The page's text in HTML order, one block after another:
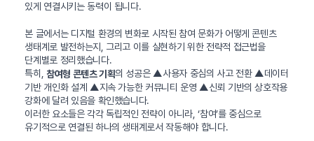
있게 연결시키는 동력이 됩니다.
본 글에서는 디지털 환경의 변화로 시작된 참여 문화가 어떻게 콘텐츠
생태계로 발전하는지, 그리고 이를 실현하기 위한 전략적 접근법을
단계별로 정리했습니다.
특히, 참여형 콘텐츠 기획의 성공은 ▲사용자 중심의 사고 전환 ▲데이터
기반 개인화 설계 ▲지속 가능한 커뮤니티 운영 ▲신뢰 기반의 상호작용
강화에 달려 있음을 확인했습니다.
이러한 요소들은 각각 독립적인 전략이 아니라, ‘참여’를 중심으로
유기적으로 연결된 하나의 생태계로서 작동해야 합니다.